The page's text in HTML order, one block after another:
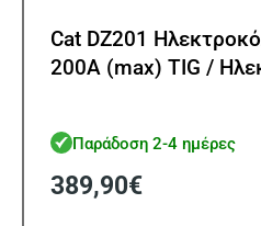
Cat DZ201
200A (max) TIG /
Παράδοση 2-4 ημέρες
389,90€